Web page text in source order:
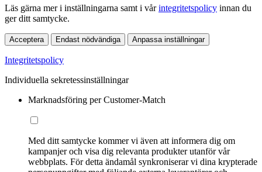
Läs gärna mer i inställningarna samt i vårintegritetspolicy innan du
ger ditt samtycke.
Acceptera Endast nödvändiga Anpassa inställningar
Integritetspolicy
Individuella sekretessinställningar
Marknadsföring per Customer-Match
Med ditt samtycke kommer vi även att informera dig om
kampanjer och visa dig relevanta produkter utanför vår
webbplats. För detta ändamål synkroniserar vi dina krypterade